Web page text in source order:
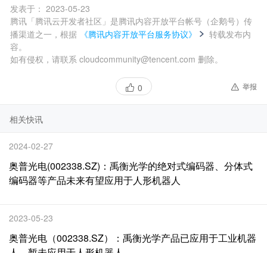
发表于： 2023-05-23
腾讯「腾讯云开发者社区」是腾讯内容开放平台帐号（企鹅号）传
播渠道之一，根据
《腾讯内容开放平台服务协议》
转载发布内
容。
如有侵权，请联系 cloudcommunity@tencent.com 删除。
0 举报
相关快讯
2024-02-27
奥普光电(002338.SZ)：禹衡光学的绝对式编码器、分体式
编码器等产品未来有望应用于人形机器人
2023-05-23
奥普光电（002338.SZ）：禹衡光学产品已应用于工业机器